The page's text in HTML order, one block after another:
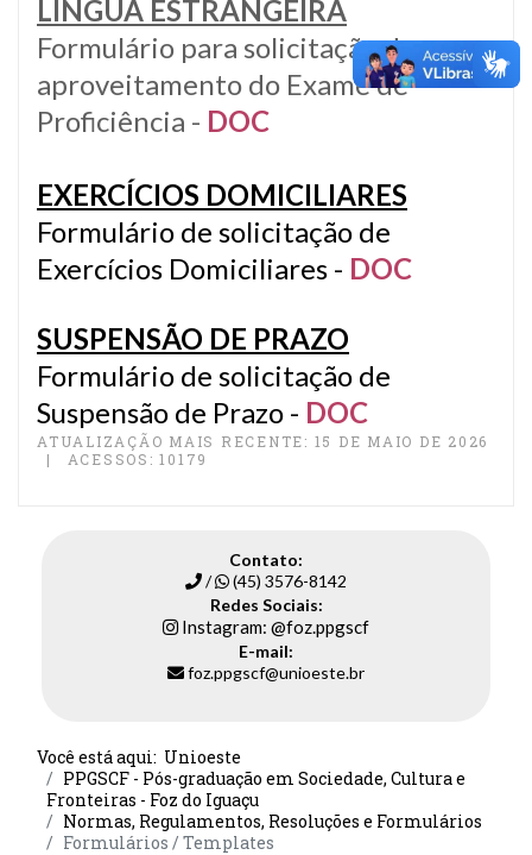
LÍNGUA ESTRANGEIRA
Formulário para solicitação de
aproveitamento do Exame de
Proficiência - DOC
EXERCÍCIOS DOMICILIARES
Formulário de solicitação de
Exercícios Domiciliares - DOC
SUSPENSÃO DE PRAZO
Formulário de solicitação de
Suspensão de Prazo - DOC
ATUALIZAÇÃO MAIS RECENTE: 15 DE MAIO DE 2026
ACESSOS: 10179
Contato:
/
(45) 3576-8142
Redes Sociais:
Instagram: @foz.ppgscf
E-mail:
foz.ppgscf@unioeste.br
Você está aqui: Unioeste
PPGSCF - Pós-graduação em Sociedade, Cultura e
Fronteiras - Foz do Iguaçu
Normas, Regulamentos, Resoluções e Formulários
Formulários / Templates